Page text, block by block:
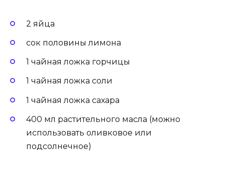
2 яйца
сок половины лимона
1 чайная ложка горчицы
1 чайная ложка соли
1 чайная ложка сахара
400 мл растительного масла (можно
использовать оливковое или
подсолнечное)